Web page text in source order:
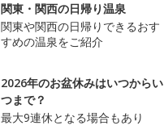
関東・関西の日帰り温泉
関東や関西の日帰りできるおす
すめの温泉をご紹介
2026年のお盆休みはいつからい
つまで？
最大9連休となる場合もあり